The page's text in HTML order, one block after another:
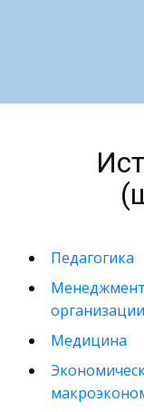
Педагогика
Медицина